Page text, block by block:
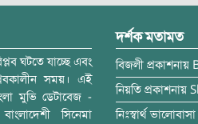
ঘটতে যাচ্ছে এবং
সময়। এই
মুভি ডেটাবেজ -
সিনেমা
দর্শক মতামত
বিজলী প্রকাশনায়
নিয়তি প্রকাশনায়
নিঃস্বার্থ ভালোবাসা